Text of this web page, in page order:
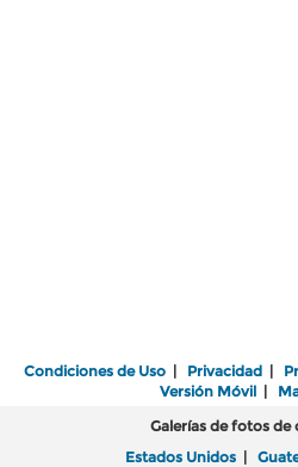
Condiciones de Uso | Privacidad |
Versión Móvil|
Galerías de fotos de
Estados Unidos |